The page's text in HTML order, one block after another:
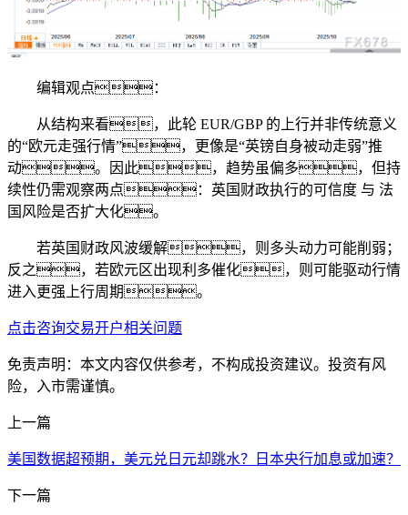
编辑观点：
从结构来看，此轮 EUR/GBP 的上行并非传统意义
的“欧元走强行情”，更像是“英镑自身被动走弱”推
动。因此，趋势虽偏多，但持
续性仍需观察两点：英国财政执行的可信度 与 法
国风险是否扩大化。
若英国财政风波缓解，则多头动力可能削弱；
反之，若欧元区出现利多催化，则可能驱动行情
进入更强上行周期。
点击咨询交易开户相关问题
免责声明：本文内容仅供参考，不构成投资建议。投资有风
险，入市需谨慎。
上一篇
美国数据超预期，美元兑日元却跳水？日本央行加息或加速？
下一篇